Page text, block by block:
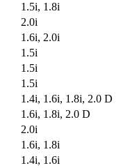
1.5i, 1.8i
2.0i
1.6i, 2.0i
1.5i
1.5i
1.5i
1.4i, 1.6i, 1.8i, 2.0 D
1.6i, 1.8i, 2.0 D
2.0i
1.6i, 1.8i
1.4i, 1.6i